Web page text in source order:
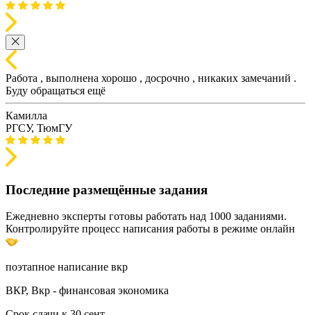
Работа , выполнена хорошо , досрочно , никаких замечаний .
Буду обращаться ещё
Камилла
РГСУ, ТюмГУ
Последние размещённые задания
Ежедневно эксперты готовы работать над 1000 заданиями.
Контролируйте процесс написания работы в режиме онлайн
поэтапное написание вкр
ВКР, Вкр - финансовая экономика